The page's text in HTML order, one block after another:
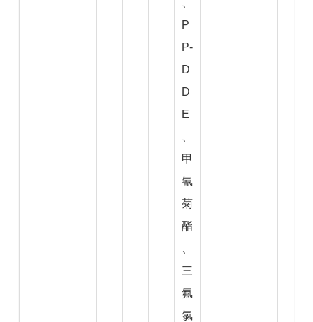
P
P-
D
D
E
甲
氰
菊
酯
三
氟
氯